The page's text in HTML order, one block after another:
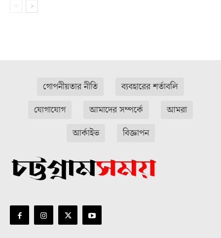
গোপনীয়তার নীতি
ব্যবহারের শর্তাবলি
যোগাযোগ
আমাদের সম্পর্কে
আমরা
আর্কাইভ
বিজ্ঞাপন